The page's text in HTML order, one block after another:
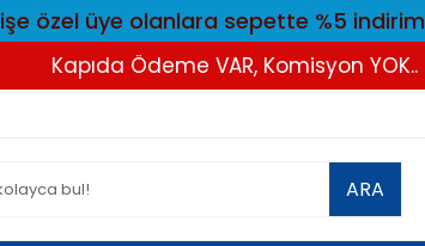
özel üye olanlara sepette %5 indirim
Kapıda Ödeme VAR, Komisyon YOK..
ARA